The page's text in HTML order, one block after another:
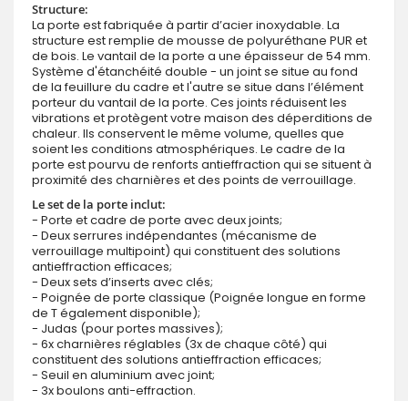
Structure:
La porte est fabriquée à partir d’acier inoxydable. La
structure est remplie de mousse de polyuréthane PUR et
de bois. Le vantail de la porte a une épaisseur de 54 mm.
Système d'étanchéité double - un joint se situe au fond
de la feuillure du cadre et l'autre se situe dans l’élément
porteur du vantail de la porte. Ces joints réduisent les
vibrations et protègent votre maison des déperditions de
chaleur. Ils conservent le même volume, quelles que
soient les conditions atmosphériques. Le cadre de la
porte est pourvu de renforts antieffraction qui se situent à
proximité des charnières et des points de verrouillage.
Le set de la porte inclut:
- Porte et cadre de porte avec deux joints;
- Deux serrures indépendantes (mécanisme de
verrouillage multipoint) qui constituent des solutions
antieffraction efficaces;
- Deux sets d’inserts avec clés;
- Poignée de porte classique (Poignée longue en forme
de T également disponible);
- Judas (pour portes massives);
- 6x charnières réglables (3x de chaque côté) qui
constituent des solutions antieffraction efficaces;
- Seuil en aluminium avec joint;
- 3x boulons anti-effraction.